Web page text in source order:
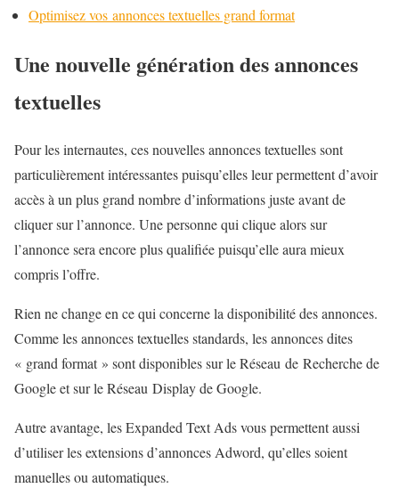
Optimisez vos annonces textuelles grand format
Une nouvelle génération des annonces
textuelles
Pour les internautes, ces nouvelles annonces textuelles sont
particulièrement intéressantes puisqu’elles leur permettent d’avoir
accès à un plus grand nombre d’informations juste avant de
cliquer sur l’annonce. Une personne qui clique alors sur
l’annonce sera encore plus qualifiée puisqu’elle aura mieux
compris l’offre.
Rien ne change en ce qui concerne la disponibilité des annonces.
Comme les annonces textuelles standards, les annonces dites
« grand format » sont disponibles sur le Réseau de Recherche de
Google et sur le Réseau Display de Google.
Autre avantage, les Expanded Text Ads vous permettent aussi
d’utiliser les extensions d’annonces Adword, qu’elles soient
manuelles ou automatiques.